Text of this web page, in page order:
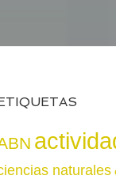
naturales